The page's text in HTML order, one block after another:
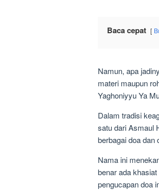
Baca cepat
Namun, apa
materi maupun
Yaghoniyyu Ya
Dalam tradisi
satu dari Asmaul
berbagai doa dan
Nama ini
benar ada
pengucapan doa